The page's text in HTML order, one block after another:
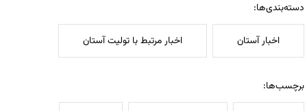
دسته‌بندی‌ها:
اخبار آستان اخبار مرتبط با تولیت آستان
برچسب‌ها: